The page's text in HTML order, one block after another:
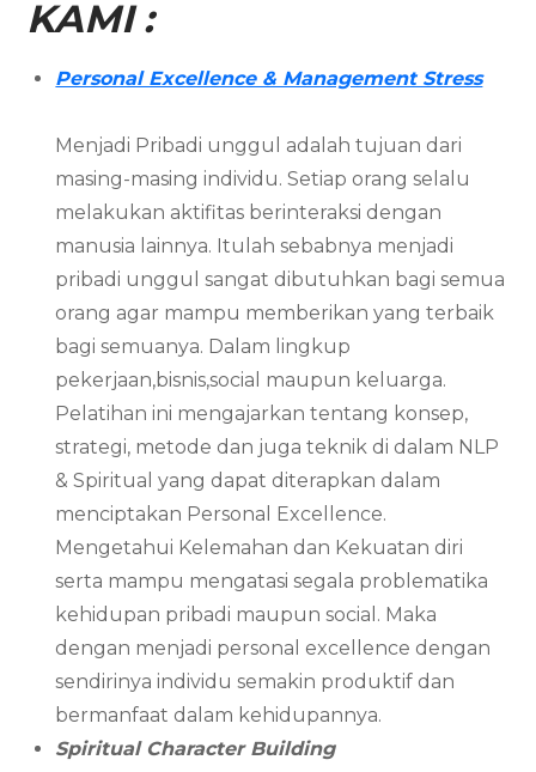
KAMI :
Personal Excellence & Management Stress
Menjadi Pribadi unggul adalah tujuan dari
masing-masing individu. Setiap orang selalu
melakukan aktifitas berinteraksi dengan
manusia lainnya. Itulah sebabnya menjadi
pribadi unggul sangat dibutuhkan bagi semua
orang agar mampu memberikan yang terbaik
bagi semuanya. Dalam lingkup
pekerjaan,bisnis,social maupun keluarga.
Pelatihan ini mengajarkan tentang konsep,
strategi, metode dan juga teknik di dalam NLP
& Spiritual yang dapat diterapkan dalam
menciptakan Personal Excellence.
Mengetahui Kelemahan dan Kekuatan diri
serta mampu mengatasi segala problematika
kehidupan pribadi maupun social. Maka
dengan menjadi personal excellence dengan
sendirinya individu semakin produktif dan
bermanfaat dalam kehidupannya.
Spiritual Character Building